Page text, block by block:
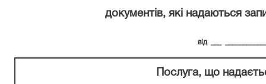
документів, які надаються
від
Послуга, що